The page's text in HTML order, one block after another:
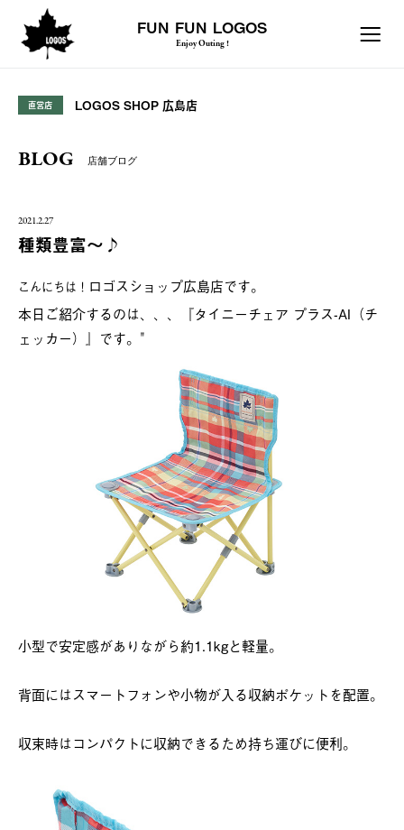
FUN FUN LOGOS
Enjoy Outing !
直営店 LOGOS SHOP 広島店
BLOG 店舗ブログ
2021.2.27
種類豊富～♪
こんにちは！ ロゴスショップ広島店です。
本日ご紹介するのは、、、
『タイニーチェア プラス-AI（チ
ェッカー）』です。"
小型で安定感がありながら約1.1kgと軽量。
背面にはスマートフォンや小物が入る収納ポケットを配置。
収束時はコンパクトに収納できるため持ち運びに便利。